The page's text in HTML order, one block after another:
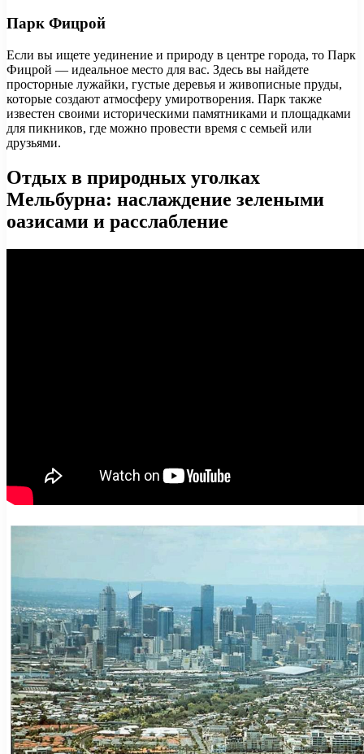
Парк Фицрой
Если вы ищете уединение и природу в центре города, то Парк
Фицрой — идеальное место для вас. Здесь вы найдете
просторные лужайки, густые деревья и живописные пруды,
которые создают атмосферу умиротворения. Парк также
известен своими историческими памятниками и площадками
для пикников, где можно провести время с семьей или
друзьями.
Отдых в природных уголках
Мельбурна: наслаждение зелеными
оазисами и расслабление